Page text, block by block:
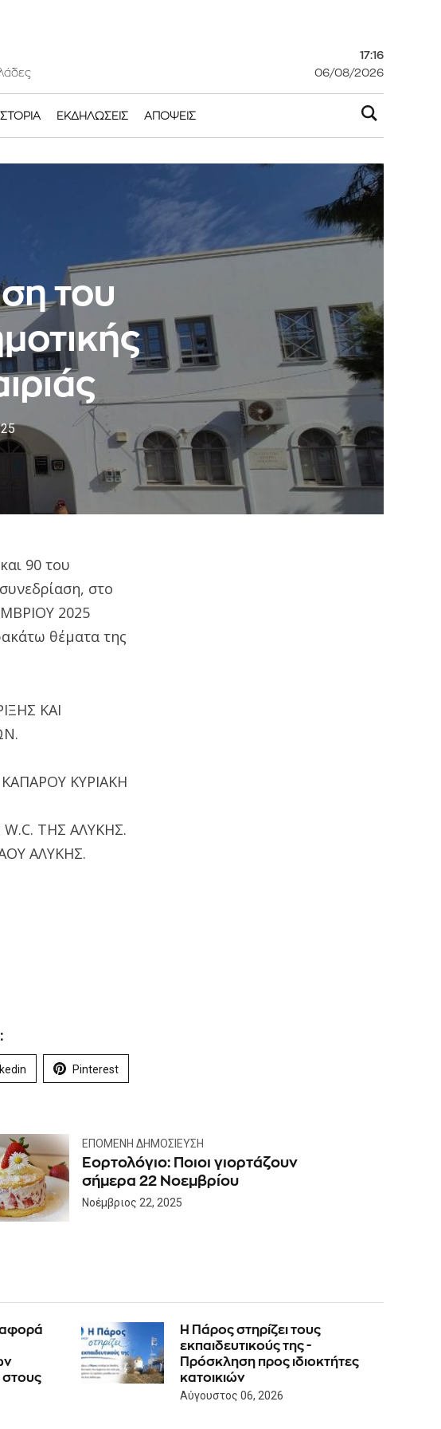
17:17
06/08/2026
ΕΚΔΗΛΏΣΕΙΣ ΑΠΌΨΕΙΣ
του
90 του
στο
2025
θέματα της
ΚΑΙ
ΚΥΡΙΑΚΗ
ΤΗΣ ΑΛΥΚΗΣ.
ΑΛΥΚΗΣ.
Pinterest
ΕΠΌΜΕΝΗ ΔΗΜΟΣΊΕΥΣΗ
Εορτολόγιο: Ποιοι γιορτάζουν
σήμερα 22 Νοεμβρίου
Νοέμβριος 22, 2025
στους
Η Πάρος στηρίζει τους
εκπαιδευτικούς της -
Πρόσκληση προς ιδιοκτήτες
κατοικιών
Αύγουστος 06, 2026